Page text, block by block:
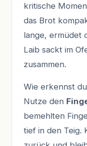
kritische
das Brot
lange, ermüdet
Laib sackt im
zusammen.
Wie erkennst
Nutze den
bemehlten
tief in den Teig.